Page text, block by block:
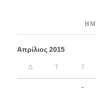
Απρίλιος 2015
Δ Τ Τ